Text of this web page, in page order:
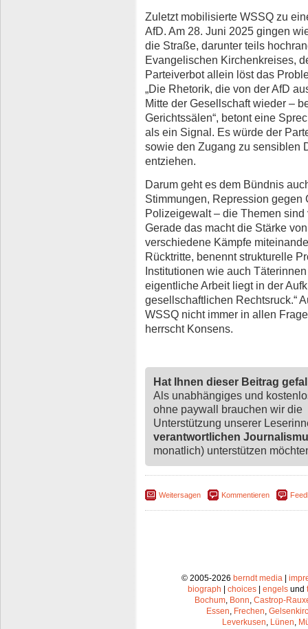
Zuletzt mobilisierte WSSQ zu
AfD. Am 28. Juni 2025 gingen
die Straße, darunter teils
Evangelischen Kirchenkreises,
Parteiverbot allein löst das
„Die Rhetorik, die von der AfD
Mitte der Gesellschaft wieder –
Gerichtssälen“, betont eine
als ein Signal. Es würde der
sowie den Zugang zu sensiblen
entziehen.
Darum geht es dem Bündnis
Stimmungen, Repression gegen
Polizeigewalt – die Themen
Gerade das macht die Stärke
verschiedene Kämpfe
Rücktritte, benennt strukturelle
Institutionen wie auch
eigentliche Arbeit liegt in der
gesellschaftlichen Rechtsruck.“
WSSQ nicht immer in allen
herrscht Konsens.
Hat Ihnen dieser Beitrag
Als unabhängiges und
ohne paywall brauchen wir die
Unterstützung unserer
verantwortlichen
monatlich) unterstützen
Weitersagen Kommentieren
© 2005-2026 berndt media|
biograph
choices engels und
Bochum, Bonn, Castrop-
Essen, Frechen,
Leverkusen, Lünen,